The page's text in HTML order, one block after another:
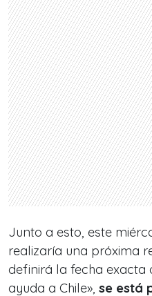
Junto a esto, este
realizaría una próxima
definirá la fecha exacta
ayuda a Chile», se está